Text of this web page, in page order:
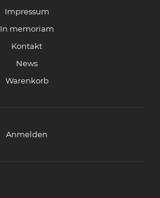
Impressum
In memoriam
Kontakt
News
Warenkorb
Anmelden